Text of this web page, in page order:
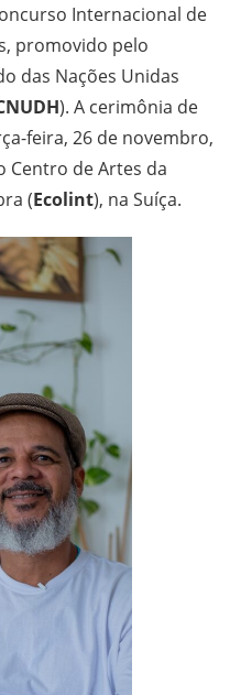
Internacional de
promovido pelo
das Nações Unidas
). A cerimônia de
feira, 26 de novembro,
Centro de Artes da
(Ecolint), na Suíça.